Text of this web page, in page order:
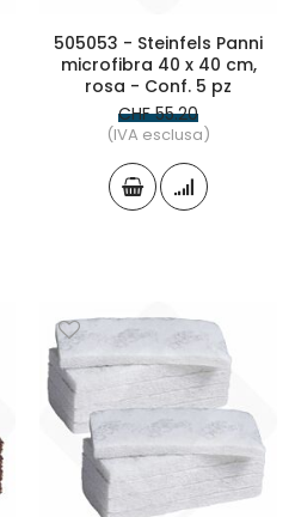
505053 - Steinfels Panni
microfibra 40 x 40 cm,
rosa - Conf. 5 pz
CHF 55.20
(IVA esclusa)